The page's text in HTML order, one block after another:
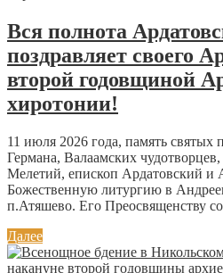
Вся полнота
поздравляет своего
второй годовщиной
хиротонии!
11 июля 2026 года, память святых
Германа, Валаамских
Мелетий, епископ Ардатовский и
Божественную литургию в
п.Атяшево. Его Преосвященству
Далее